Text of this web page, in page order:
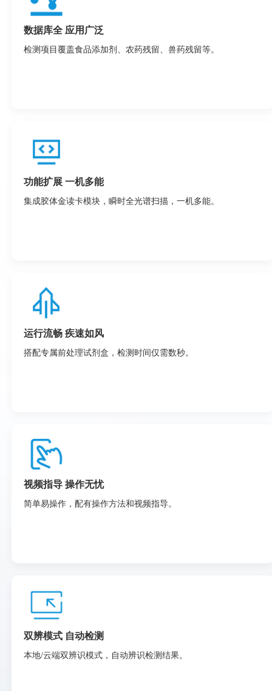
数据库全 应用广泛
检测项目覆盖食品添加剂、农药残留、兽药残留等。
功能扩展 一机多能
集成胶体金读卡模块，瞬时全光谱扫描，一机多能。
运行流畅 疾速如风
搭配专属前处理试剂盒，检测时间仅需数秒。
视频指导 操作无忧
简单易操作，配有操作方法和视频指导。
双辨模式 自动检测
本地/云端双辨识模式，自动辨识检测结果。